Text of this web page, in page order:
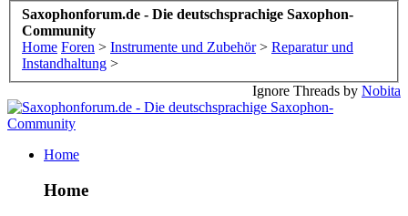
Saxophonforum.de - Die deutschsprachige Saxophon-
Community
Home Foren > Instrumente und Zubehör > Reparatur und
Instandhaltung >
Ignore Threads by Nobita
Home
Home